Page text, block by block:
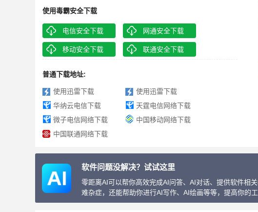
使用毒霸安全下载
电信安全下载 网通安全下载
移动安全下载 联通安全下载
普通下载地址:
使用迅雷下载
使用迅雷下载
华纳云电信下载
天霆电信网络下载
微子电信网络下载
中国移动网络下载
中国联通网络下载
软件问题没解决？试试这里
零距离AI可以帮你高效完成AI问答、AI对话、提供软件相
难杂症，还能帮助你进行AI写作、AI绘画等等，提高你的工